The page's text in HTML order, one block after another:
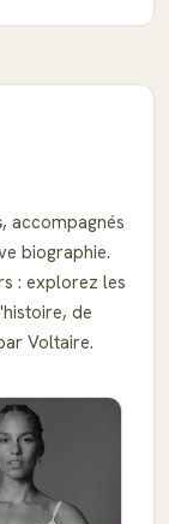
, accompagnés
biographie.
: explorez les
de
Voltaire.